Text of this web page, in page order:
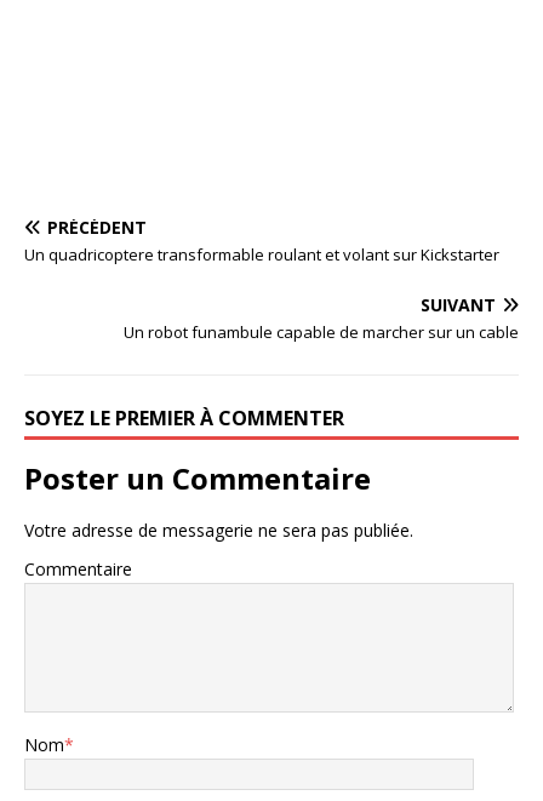
PRÉCÉDENT
Un quadricoptere transformable roulant et volant sur Kickstarter
SUIVANT
Un robot funambule capable de marcher sur un cable
SOYEZ LE PREMIER À COMMENTER
Poster un Commentaire
Votre adresse de messagerie ne sera pas publiée.
Commentaire
Nom*